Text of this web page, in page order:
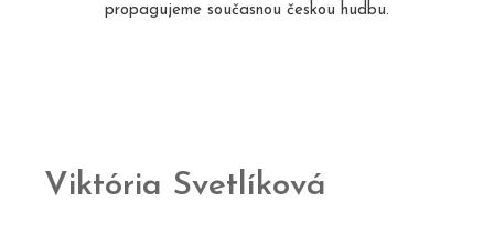
propagujeme současnou českou hudbu.
Viktória Svetlíková